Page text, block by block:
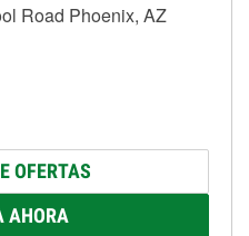
Road Phoenix, AZ
OFERTAS
AHORA